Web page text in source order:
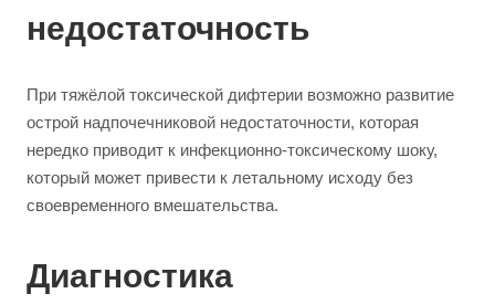
недостаточность
При тяжёлой токсической дифтерии возможно развитие
острой надпочечниковой недостаточности, которая
нередко приводит к инфекционно-токсическому шоку,
который может привести к летальному исходу без
своевременного вмешательства.
Диагностика